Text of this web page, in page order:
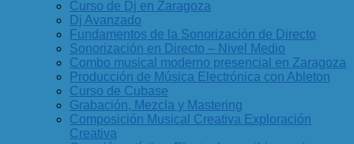
Curso de Dj en Zaragoza
Dj Avanzado
Fundamentos de la Sonorización de Directo
Sonorización en Directo – Nivel Medio
Combo musical moderno presencial en Zaragoza
Producción de Música Electrónica con Ableton
Curso de Cubase
Grabación, Mezcla y Mastering
Composición Musical Creativa Exploración
Creativa